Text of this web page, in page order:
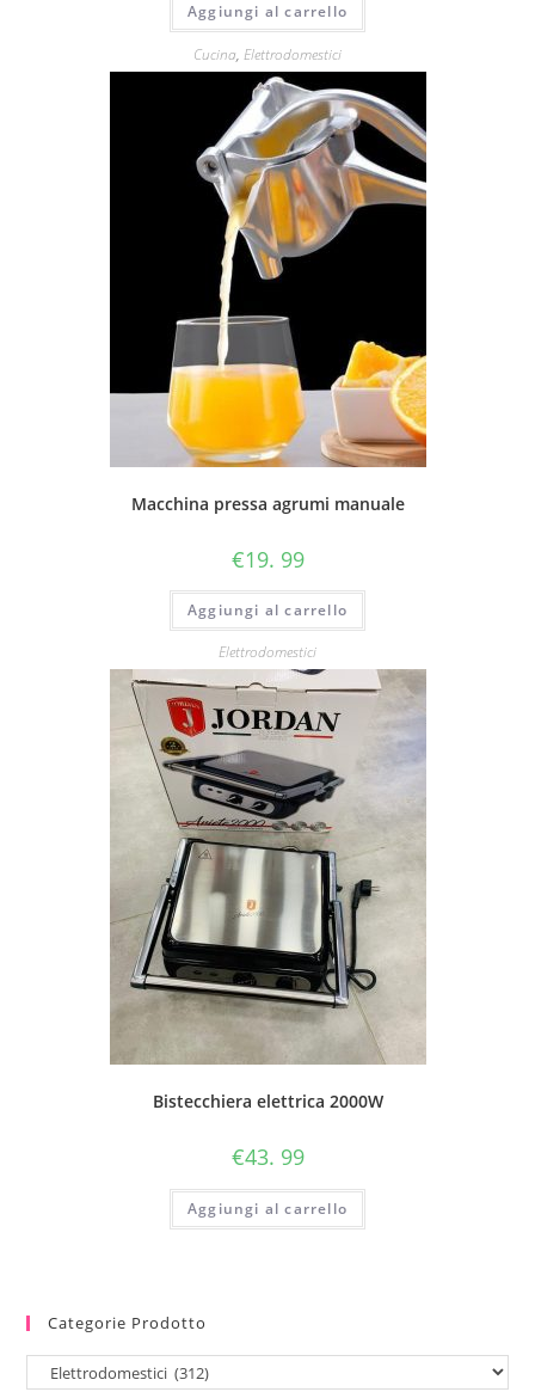
Aggiungi al carrello
Cucina, Elettrodomestici
Macchina pressa agrumi manuale
€19. 99
Aggiungi al carrello
Elettrodomestici
Bistecchiera elettrica 2000W
€43. 99
Aggiungi al carrello
Categorie Prodotto